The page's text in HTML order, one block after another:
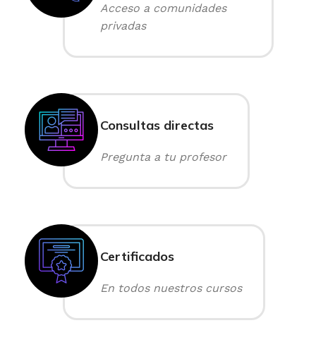
Acceso a comunidades
privadas
Consultas directas
Pregunta a tu profesor
Certificados
En todos nuestros cursos